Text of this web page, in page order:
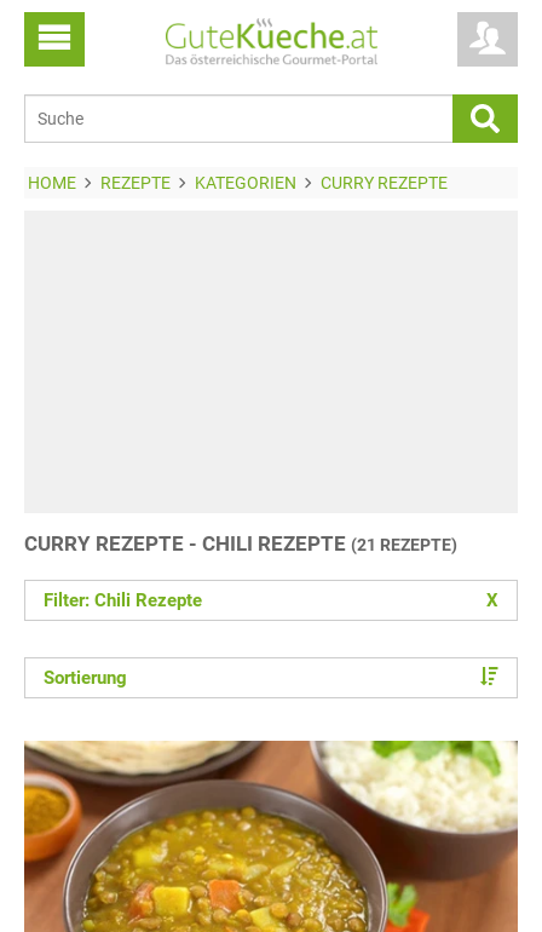
HOME REZEPTE KATEGORIEN CURRY REZEPTE
CURRY REZEPTE - CHILI REZEPTE (21 REZEPTE)
Filter: Chili Rezepte X
Sortierung